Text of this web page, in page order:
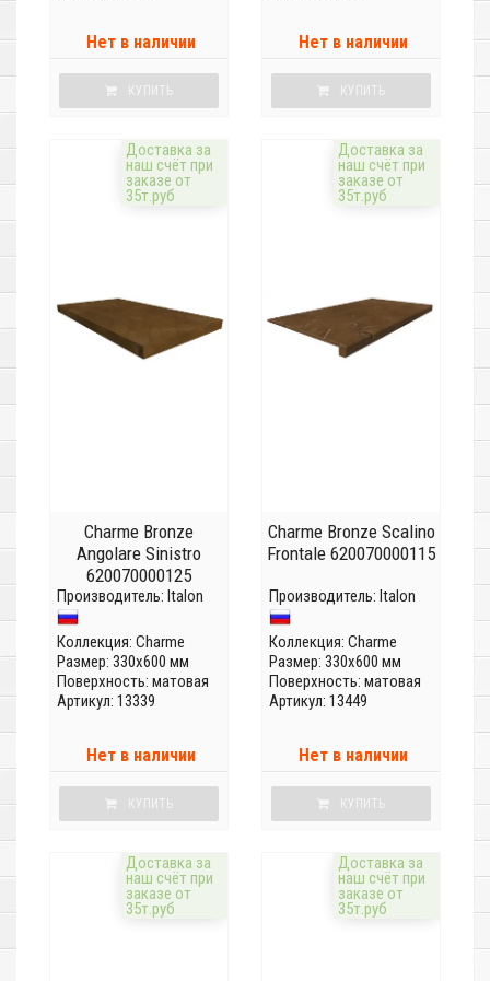
Нет в наличии
КУПИТЬ
Нет в наличии
КУПИТЬ
Доставка за
наш счёт при
заказе от
35т.руб
Charme Bronze
Angolare Sinistro
620070000125
Производитель: Italon
Коллекция: Charme
Размер: 330x600 мм
Поверхность: матовая
Артикул: 13339
Нет в наличии
КУПИТЬ
Доставка за
наш счёт при
заказе от
35т.руб
Charme Bronze Scalino
Frontale 620070000115
Производитель: Italon
Коллекция: Charme
Размер: 330x600 мм
Поверхность: матовая
Артикул: 13449
Нет в наличии
КУПИТЬ
Доставка за
наш счёт при
заказе от
35т.руб
Доставка за
наш счёт при
заказе от
35т.руб